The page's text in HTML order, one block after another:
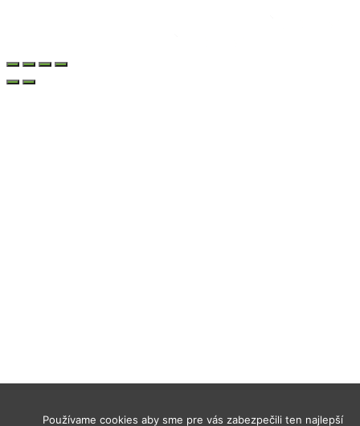
Používame cookies aby sme pre vás zabezpečili ten najlepší